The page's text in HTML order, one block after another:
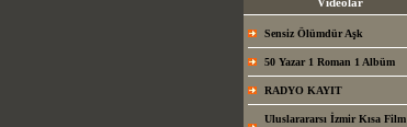
Sensiz Ölümdür Aşk
50 Yazar 1 Roman 1 Albüm
RADYO KAYIT
Uluslarararsı İzmir Kısa Film